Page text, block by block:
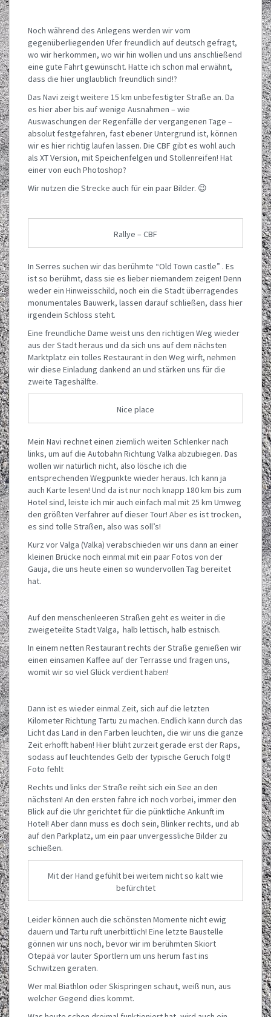
Noch während des Anlegens werden wir vom
gegenüberliegenden Ufer freundlich auf deutsch gefragt,
wo wir herkommen, wo wir hin wollen und uns anschließend
eine gute Fahrt gewünscht. Hatte ich schon mal erwähnt,
dass die hier unglaublich freundlich sind!?
Das Navi zeigt weitere 15 km unbefestigter Straße an. Da
es hier aber bis auf wenige Ausnahmen – wie
Auswaschungen der Regenfälle der vergangenen Tage –
absolut festgefahren, fast ebener Untergrund ist, können
wir es hier richtig laufen lassen. Die CBF gibt es wohl auch
als XT Version, mit Speichenfelgen und Stollenreifen! Hat
einer von euch Photoshop?
Wir nutzen die Strecke auch für ein paar Bilder. 😉
Rallye – CBF
In Serres suchen wir das berühmte “Old Town castle” . Es
ist so berühmt, dass sie es lieber niemandem zeigen! Denn
weder ein Hinweisschild, noch ein die Stadt überragendes
monumentales Bauwerk, lassen darauf schließen, dass hier
irgendein Schloss steht.
Eine freundliche Dame weist uns den richtigen Weg wieder
aus der Stadt heraus und da sich uns auf dem nächsten
Marktplatz ein tolles Restaurant in den Weg wirft, nehmen
wir diese Einladung dankend an und stärken uns für die
zweite Tageshälfte.
Nice place
Mein Navi rechnet einen ziemlich weiten Schlenker nach
links, um auf die Autobahn Richtung Valka abzubiegen. Das
wollen wir natürlich nicht, also lösche ich die
entsprechenden Wegpunkte wieder heraus. Ich kann ja
auch Karte lesen! Und da ist nur noch knapp 180 km bis zum
Hotel sind, leiste ich mir auch einfach mal mit 25 km Umweg
den größten Verfahrer auf dieser Tour! Aber es ist trocken,
es sind tolle Straßen, also was soll’s!
Kurz vor Valga (Valka) verabschieden wir uns dann an einer
kleinen Brücke noch einmal mit ein paar Fotos von der
Gauja, die uns heute einen so wundervollen Tag bereitet
hat.
Auf den menschenleeren Straßen geht es weiter in die
zweigeteilte Stadt Valga, halb lettisch, halb estnisch.
In einem netten Restaurant rechts der Straße genießen wir
einen einsamen Kaffee auf der Terrasse und fragen uns,
womit wir so viel Glück verdient haben!
Dann ist es wieder einmal Zeit, sich auf die letzten
Kilometer Richtung Tartu zu machen. Endlich kann durch das
Licht das Land in den Farben leuchten, die wir uns die ganze
Zeit erhofft haben! Hier blüht zurzeit gerade erst der Raps,
sodass auf leuchtendes Gelb der typische Geruch folgt!
Foto fehlt
Rechts und links der Straße reiht sich ein See an den
nächsten! An den ersten fahre ich noch vorbei, immer den
Blick auf die Uhr gerichtet für die pünktliche Ankunft im
Hotel! Aber dann muss es doch sein, Blinker rechts, und ab
auf den Parkplatz, um ein paar unvergessliche Bilder zu
schießen.
Mit der Hand gefühlt bei weitem nicht so kalt wie
befürchtet
Leider können auch die schönsten Momente nicht ewig
dauern und Tartu ruft unerbittlich! Eine letzte Baustelle
gönnen wir uns noch, bevor wir im berühmten Skiort
Otepää vor lauter Sportlern um uns herum fast ins
Schwitzen geraten.
Wer mal Biathlon oder Skispringen schaut, weiß nun, aus
welcher Gegend dies kommt.